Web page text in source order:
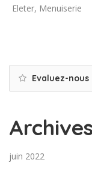
Eleter, Menuiserie
Evaluez-
juin 2022